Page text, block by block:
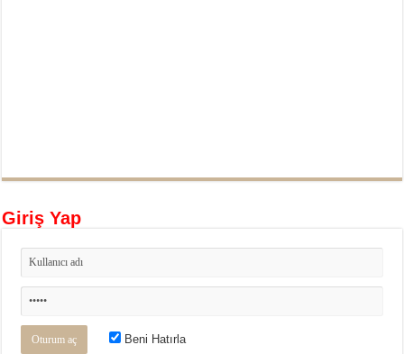
Giriş Yap
Beni Hatırla